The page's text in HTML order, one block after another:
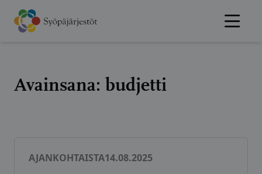
Hyppää
sisältöön
Avainsana: budjetti
AJANKOHTAISTA14.08.2025